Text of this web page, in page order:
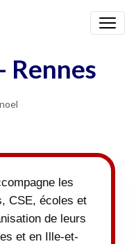
Rennes
les
CSE, écoles et
de leurs
et en Ille-et-